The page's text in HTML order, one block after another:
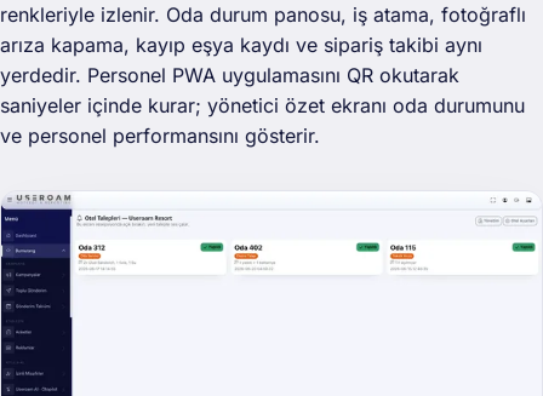
renkleriyle izlenir. Oda durum panosu, iş atama, fotoğraflı
arıza kapama, kayıp eşya kaydı ve sipariş takibi aynı
yerdedir. Personel PWA uygulamasını QR okutarak
saniyeler içinde kurar; yönetici özet ekranı oda durumunu
ve personel performansını gösterir.